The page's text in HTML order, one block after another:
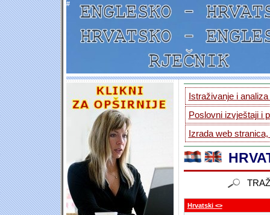
#
Istraživanje i
Poslovni izvještaji i
Izrada web
Hrvatski <>